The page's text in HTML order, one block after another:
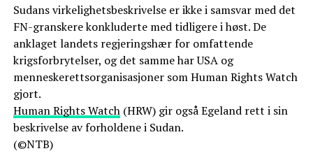
Sudans virkelighetsbeskrivelse er ikke i samsvar med det
FN-granskere konkluderte med tidligere i høst. De
anklaget landets regjeringshær for omfattende
krigsforbrytelser, og det samme har USA og
menneskerettsorganisasjoner som Human Rights Watch
gjort.
Human Rights Watch(HRW) gir også Egeland rett i sin
beskrivelse av forholdene i Sudan.
(©NTB)